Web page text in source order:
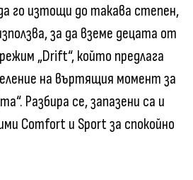
го изтощи до такава степен,
за да вземе децата от
„Drift“, който предлага
на въртящия момент за
Разбира се, запазени са и
Comfort и Sport за спокойно